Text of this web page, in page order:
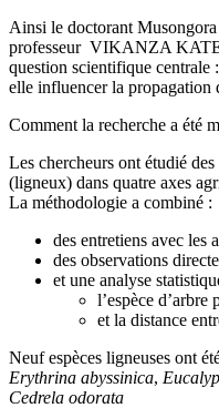
Ainsi le doctorant
professeur VIKANZA
question scientifique centrale
elle influencer la
Comment la recherche a été
Les chercheurs ont étudié
(ligneux) dans quatre axes
La méthodologie a combiné :
des entretiens avec les
des observations
et une analyse
l’espèce d’arbre
et la distance
Neuf espèces ligneuses ont
Erythrina abyssinica,
Cedrela odorata